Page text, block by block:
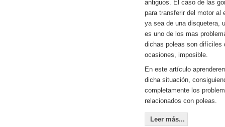
antiguos. El caso de las
para transferir del motor al
ya sea de una disquetera,
es uno de los mas
dichas poleas son difíciles
ocasiones, imposible.
En este artículo
dicha situación,
completamente los
relacionados con poleas.
Leer más...